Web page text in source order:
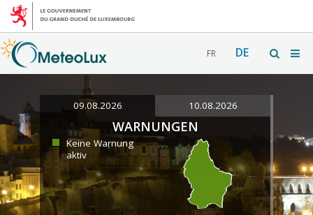
FR DE
09.08.2026 10.08.2026
WARNUNGEN
Keine Warnung
aktiv